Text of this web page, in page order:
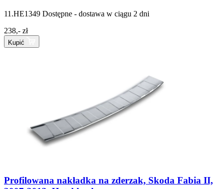
11.HE1349 Dostępne - dostawa w ciągu 2 dni
238,- zł
Kupić
Profilowana nakładka na zderzak, Skoda Fabia II,